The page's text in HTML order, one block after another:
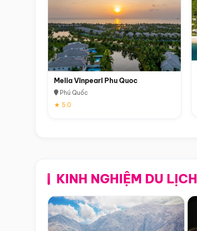
Melia Vinpearl Phu Quoc
Phú Quốc
★ 5.0
KINH NGHIỆM DU LỊCH